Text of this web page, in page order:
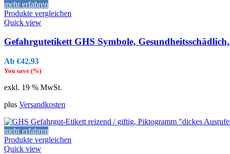
mehr erfahren
Produkte vergleichen
Quick view
Gefahrgutetikett GHS Symbole,
€42,93
You save (%)
exkl. 19 % MwSt.
plus Versandkosten
mehr erfahren
Produkte vergleichen
Quick view